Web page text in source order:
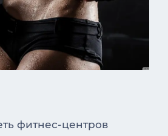
фитнес-центров